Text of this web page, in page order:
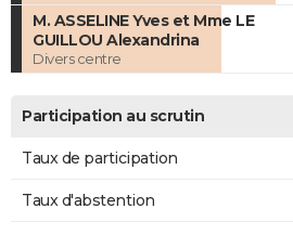
M. ASSELINE Yves et Mme LE
GUILLOU Alexandrina
Divers centre
Participation au scrutin
Taux de participation
Taux d'abstention